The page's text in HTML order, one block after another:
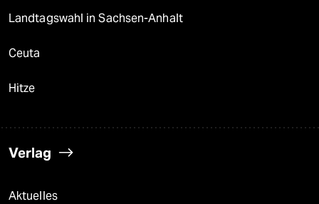
Landtagswahl in Sachsen-Anhalt
Ceuta
Hitze
Verlag
Aktuelles